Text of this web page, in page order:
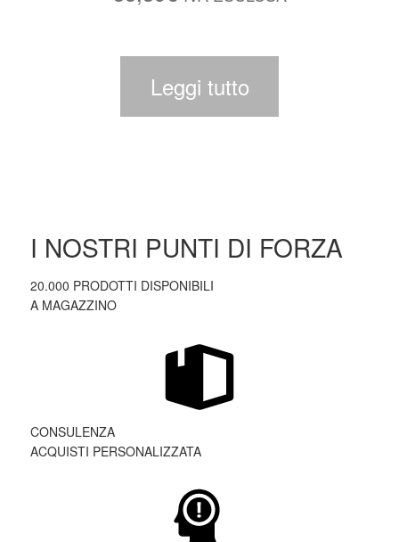
Leggi tutto
I NOSTRI PUNTI DI FORZA
20.000 PRODOTTI DISPONIBILI
A MAGAZZINO
CONSULENZA
ACQUISTI PERSONALIZZATA